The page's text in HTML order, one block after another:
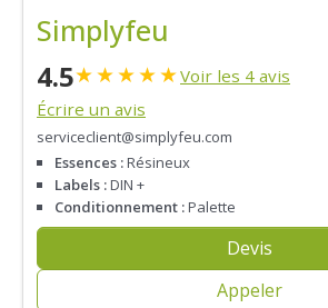
Simplyfeu
4.5★★★★★Voir les 4 avis
Écrire un avis
serviceclient@simplyfeu.com
Essences :Résineux
Labels :DIN +
Conditionnement :Palette
Devis
Appeler